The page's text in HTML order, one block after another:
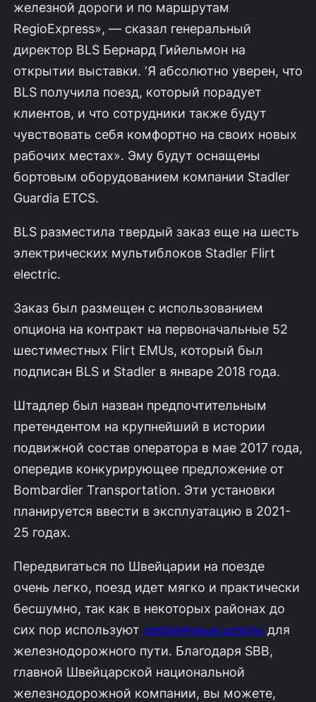
железной дороги и по маршрутам
RegioExpress», — сказал генеральный
директор BLS Бернард Гийельмон на
открытии выставки. ‘Я абсолютно уверен, что
BLS получила поезд, который порадует
клиентов, и что сотрудники также будут
чувствовать себя комфортно на своих новых
рабочих местах». Эму будут оснащены
бортовым оборудованием компании Stadler
Guardia ETCS.
BLS разместила твердый заказ еще на шесть
электрических мультиблоков Stadler Flirt
electric.
Заказ был размещен с использованием
опциона на контракт на первоначальные 52
шестиместных Flirt EMUs, который был
подписан BLS и Stadler в январе 2018 года.
Штадлер был назван предпочтительным
претендентом на крупнейший в истории
подвижной состав оператора в мае 2017 года,
опередив конкурирующее предложение от
Bombardier Transportation. Эти установки
планируется ввести в эксплуатацию в 2021-
25 годах.
Передвигаться по Швейцарии на поезде
очень легко, поезд идет мягко и практически
бесшумно, так как в некоторых районах до
сих пор используют деревянные шпалы для
железнодорожного пути. Благодаря SBB,
главной Швейцарской национальной
железнодорожной компании, вы можете,